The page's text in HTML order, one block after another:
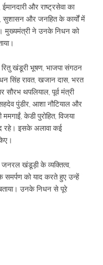
और राष्ट्रसेवा का
सुशासन और जनहित के कार्यों में
मुख्यमंत्री ने उनके निधन को
रितु खंडूरी भूषण, भाजपा संगठन
सिंह रावत, खजान दास, भरत
सौरभ थपलियाल, पूर्व मंत्री
पुंडीर, आशा नौटियाल और
केडी पुरोहित, विजया
रहे। इसके अलावा कई
जनरल खंडूड़ी के व्यक्तित्व,
को याद करते हुए उन्हें
उनके निधन से पूरे